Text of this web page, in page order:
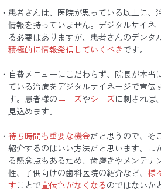
患者さんは、医院が思っている以上に、
情報を持っていません。デジタルサイネ
る必要はありますが、患者さんのデンタ
積極的に情報発信していくべきです。
自費メニューにこだわらず、院長が本当
ている治療をデジタルサイネージで宣伝
す。患者様のニーズやシーズに刺されば
見込めます。
待ち時間も重要な機会だと思うので、そ
紹介するのはいい方法だと思います。し
る懸念点もあるため、歯磨きやメンテナ
性、子供向けの歯科医院の紹介など、 様
すことで宣伝色がなくなるのではないか